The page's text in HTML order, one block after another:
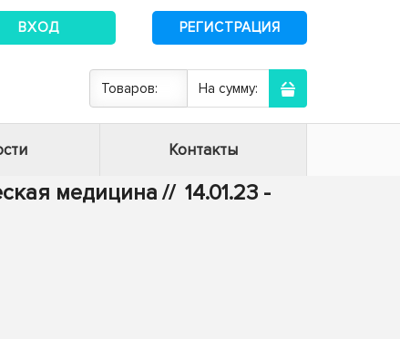
ВХОД РЕГИСТРАЦИЯ
Товаров: На сумму:
Контакты
медицина // 14.01.23 -